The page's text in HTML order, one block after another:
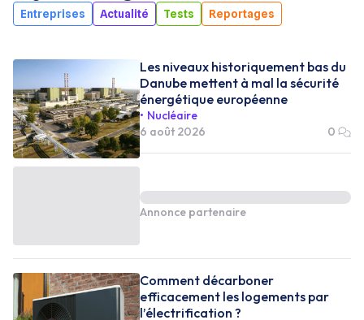
Entreprises Actualité Tests Reportages
Les niveaux historiquement bas du
Danube mettent à mal la sécurité
énergétique européenne
Nucléaire
6 août 2026
0
Annonce partenaire
Comment décarboner
efficacement les logements par
l’électrification ?